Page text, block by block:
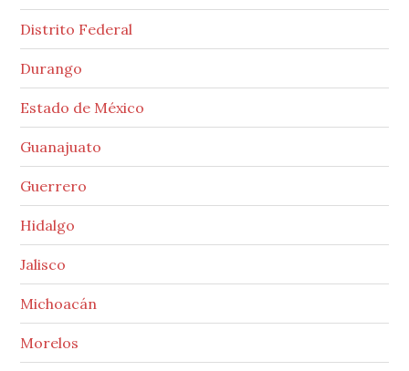
Distrito Federal
Durango
Estado de México
Guanajuato
Guerrero
Hidalgo
Jalisco
Michoacán
Morelos